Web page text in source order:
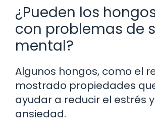
¿Pueden los
con problemas de
mental?
Algunos hongos, como el
mostrado propiedades
ayudar a reducir el estrés
ansiedad.